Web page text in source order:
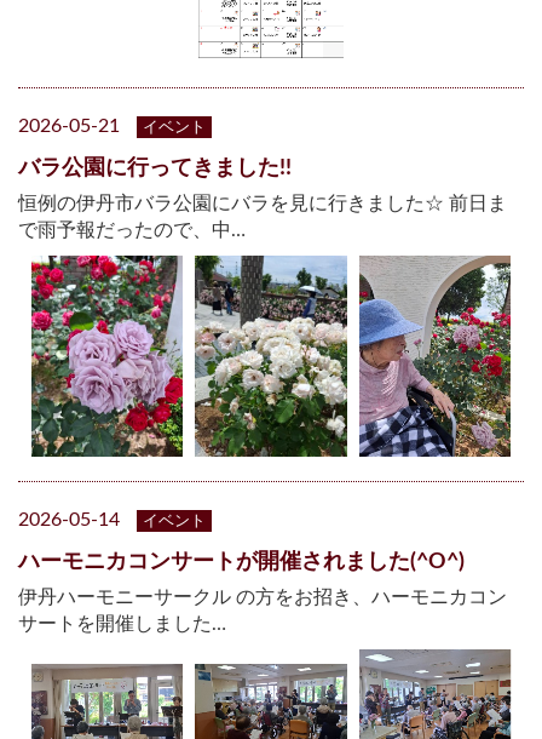
2026-05-21 イベント
バラ公園に行ってきました!!
恒例の伊丹市バラ公園にバラを見に行きました☆ 前日ま
で雨予報だったので、中…
2026-05-14 イベント
ハーモニカコンサートが開催されました(^O^)
伊丹ハーモニーサークル の方をお招き、ハーモニカコン
サートを開催しました…